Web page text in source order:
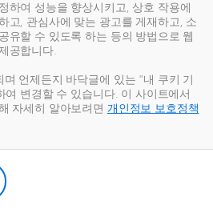
플랫폼은 비즈니스의 모든 측면
하여 협업을 강화하고 실행
속화합니다.
하여 성능을 향상시키고, 상호 작용에
고, 관심사에 맞는 광고를 게재하고, 소
유할 수 있도록 하는 등의 방법으로 웹
공합니다.
언제든지 바닥글에 있는 "내 쿠키 기
여 변경할 수 있습니다. 이 사이트에서
자세히 알아보려면 개인정보 보호정책